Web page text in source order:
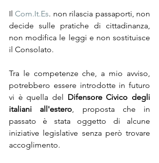
Il Com.It.Es. non rilascia passaporti, non
decide sulle pratiche di cittadinanza,
non modifica le leggi e non sostituisce
il Consolato.
Tra le competenze che, a mio avviso,
potrebbero essere introdotte in futuro
vi è quella del Difensore Civico degli
italiani all'estero, proposta che in
passato è stata oggetto di alcune
iniziative legislative senza però trovare
accoglimento.